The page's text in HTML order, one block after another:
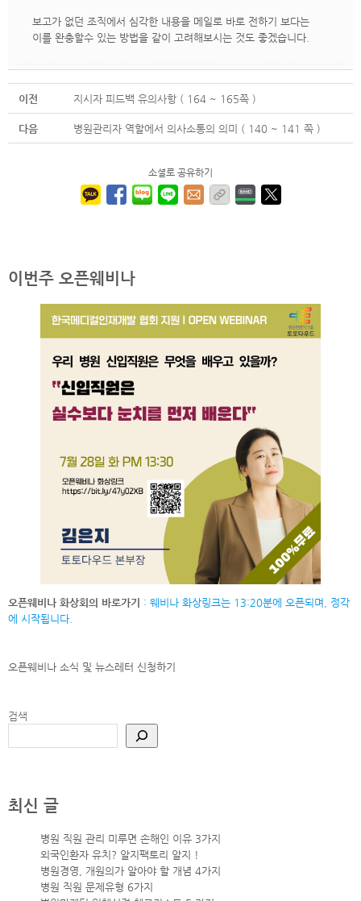
보고가 없던 조직에서 심각한 내용을 메일로 바로 전하기 보다는
이를 완충할수 있는 방법을 같이 고려해보시는 것도 좋겠습니다.
이전 지시자 피드백 유의사항 ( 164 ~ 165쪽 )
다음 병원관리자 역할에서 의사소통의 의미 ( 140 ~ 141 쪽 )
소셜로 공유하기
이번주 오픈웨비나
오픈웨비나 화상회의 바로가기
: 웨비나 화상링크는 13:20분에 오픈되며, 정각
에 시작됩니다.
오픈웨비나 소식 및 뉴스레터 신청하기
검색
최신 글
병원 직원 관리 미루면 손해인 이유 3가지
외국인환자 유치? 알지팩토리 알지 !
병원경영, 개원의가 알아야 할 개념 4가지
병원 직원 문제유형 6가지